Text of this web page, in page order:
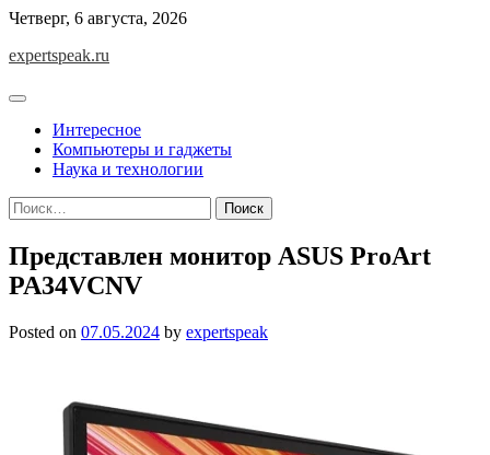
Skip
content
Четверг, 6 августа, 2026
expertspeak.ru
Интересное
Компьютеры и гаджеты
Наука и технологии
Найти:
Представлен монитор ASUS ProArt
PA34VCNV
Posted on 07.05.2024 by expertspeak